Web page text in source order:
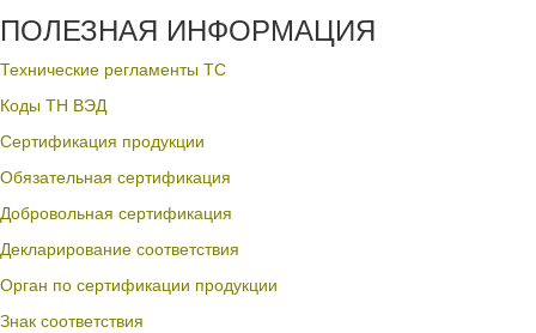
ПОЛЕЗНАЯ ИНФОРМАЦИЯ
Технические регламенты ТС
Коды ТН ВЭД
Сертификация продукции
Обязательная сертификация
Добровольная сертификация
Декларирование соответствия
Орган по сертификации продукции
Знак соответствия